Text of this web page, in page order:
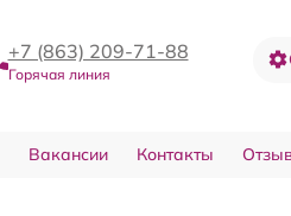
+7 (863) 209-71-88
Горячая линия
Вакансии Контакты